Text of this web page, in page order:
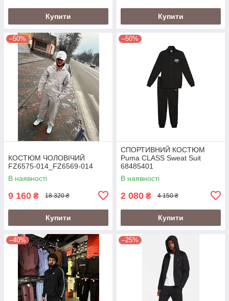
Купити Купити
–50%
КОСТЮМ ЧОЛОВІЧИЙ
FZ6575-014_FZ6569-014
В наявності
9 160 ₴ 18 320 ₴
Купити
–50%
СПОРТИВНИЙ КОСТЮМ
Puma CLASS Sweat Suit
68485401
В наявності
2 080 ₴ 4 150 ₴
Купити
–40% –25%